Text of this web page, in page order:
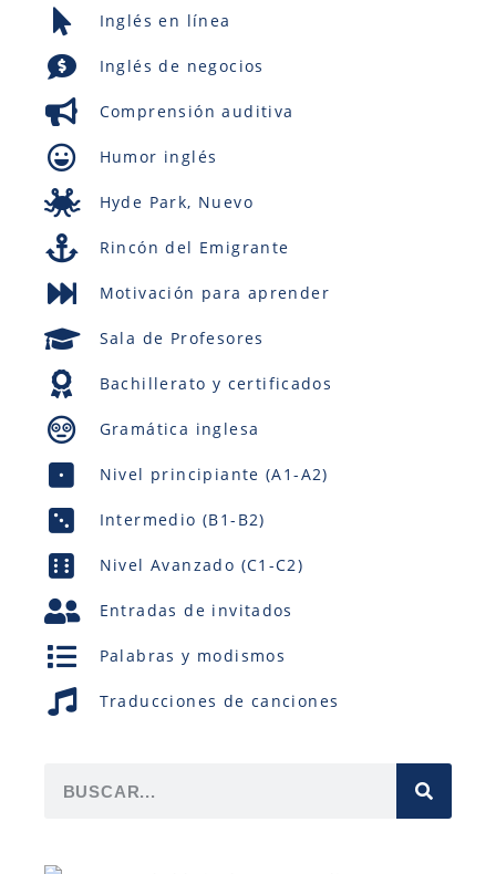
Inglés en línea
Inglés de negocios
Comprensión auditiva
Humor inglés
Hyde Park, Nuevo
Rincón del Emigrante
Motivación para aprender
Sala de Profesores
Bachillerato y certificados
Gramática inglesa
Nivel principiante (A1-A2)
Intermedio (B1-B2)
Nivel Avanzado (C1-C2)
Entradas de invitados
Palabras y modismos
Traducciones de canciones